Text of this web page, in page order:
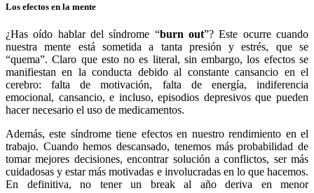
Los efectos en la mente
¿Has oído hablar del síndrome “burn out”? Este ocurre cuando
nuestra mente está sometida a tanta presión y estrés, que se
“quema”. Claro que esto no es literal, sin embargo, los efectos se
manifiestan en la conducta debido al constante cansancio en el
cerebro: falta de motivación, falta de energía, indiferencia
emocional, cansancio, e incluso, episodios depresivos que pueden
hacer necesario el uso de medicamentos.
Además, este síndrome tiene efectos en nuestro rendimiento en el
trabajo. Cuando hemos descansado, tenemos más probabilidad de
tomar mejores decisiones, encontrar solución a conflictos, ser más
cuidadosas y estar más motivadas e involucradas en lo que hacemos.
En definitiva, no tener un break al año deriva en menor